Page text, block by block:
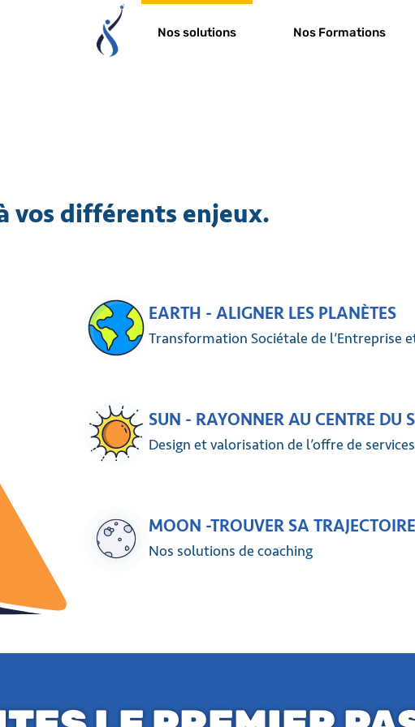
Nos solutions Nos Formations
vos différents enjeux.
EARTH - ALIGNER LES PLANÈTES
Transformation Sociétale de l’Entreprise
SUN - RAYONNER AU CENTRE DU
Design et valorisation de l’offre de
MOON -TROUVER SA
Nos solutions de coaching